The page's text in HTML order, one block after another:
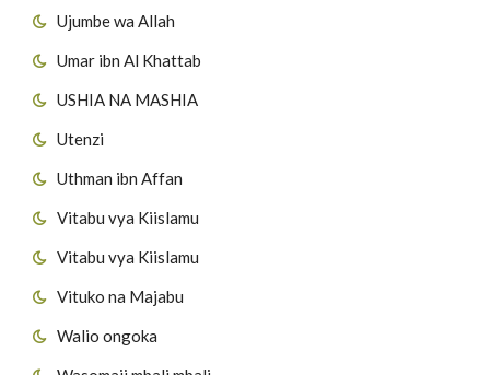
Ujumbe wa Allah
Umar ibn Al Khattab
USHIA NA MASHIA
Utenzi
Uthman ibn Affan
Vitabu vya Kiislamu
Vitabu vya Kiislamu
Vituko na Majabu
Walio ongoka